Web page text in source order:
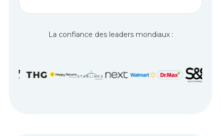
La confiance des leaders mondiaux :